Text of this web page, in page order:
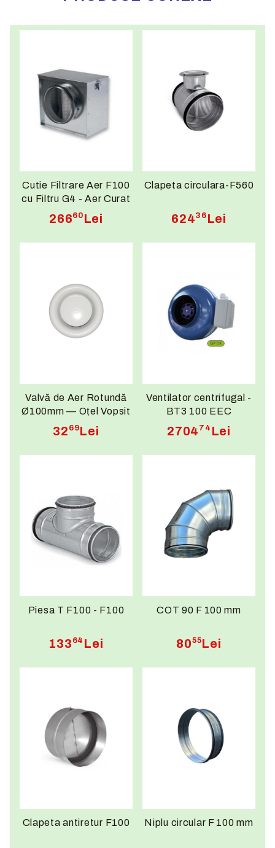
Cutie Filtrare Aer F100
cu Filtru G4 - Aer Curat
Garantat!
26660 Lei
Clapeta circulara-F560
62436 Lei
Valvă de Aer Rotundă
Ø100mm — Oțel Vopsit
Electrostatic
RAL9016, Disc
32 69Lei
Ventilator centrifugal -
BT3 100 EEC
2704 74 Lei
Piesa T F100 - F100
133 64 Lei
COT 90 F 100 mm
8055Lei
Clapeta antiretur F100 Niplu circular F 100 mm